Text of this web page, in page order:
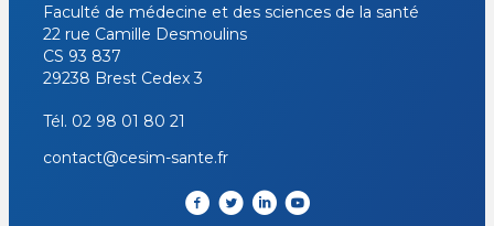
Faculté de médecine et des sciences de la santé
22 rue Camille Desmoulins
CS 93 837
29238 Brest Cedex 3
Tél. 02 98 01 80 21
contact@cesim-sante.fr